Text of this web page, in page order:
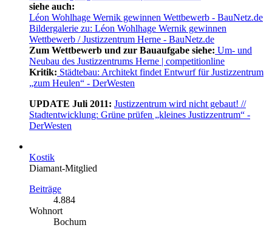
siehe auch:
Léon Wohlhage Wernik gewinnen Wettbewerb - BauNetz.de
Bildergalerie zu: Léon Wohlhage Wernik gewinnen
Wettbewerb / Justizzentrum Herne - BauNetz.de
Zum Wettbewerb und zur Bauaufgabe siehe: Um- und
Neubau des Justizzentrums Herne | competitionline
Kritik: Städtebau: Architekt findet Entwurf für Justizzentrum
„zum Heulen“ - DerWesten
UPDATE Juli 2011: Justizzentrum wird nicht gebaut! //
Stadtentwicklung: Grüne prüfen „kleines Justizzentrum“ -
DerWesten
Kostik
Diamant-Mitglied
Beiträge
4.884
Wohnort
Bochum